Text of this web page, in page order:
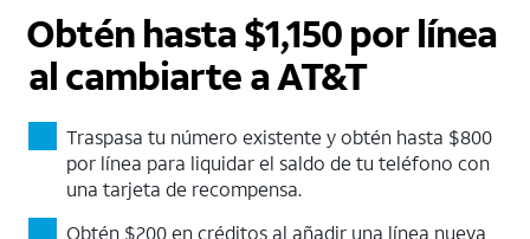
Obtén hasta $1,150 por línea
al cambiarte a AT&T
Traspasa tu número existente y obtén hasta $800
por línea para liquidar el saldo de tu teléfono con
una tarjeta de recompensa.
Obtén $200 en créditos al añadir una línea nueva